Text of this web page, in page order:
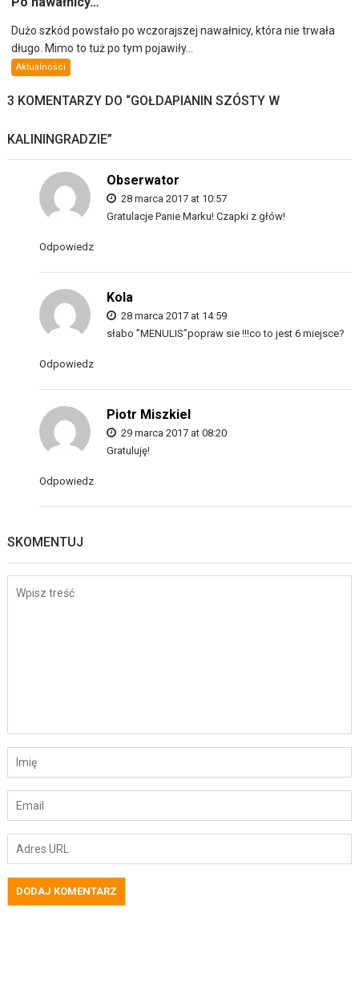
Dużo szkód powstało po wczorajszej nawałnicy, która nie trwała
długo. Mimo to tuż po tym pojawiły...
Aktualności
3 KOMENTARZY DO “GOŁDAPIANIN SZÓSTY W
KALININGRADZIE”
Obserwator
28 marca 2017 at 10:57
Gratulacje Panie Marku! Czapki z głów!
Odpowiedz
Kola
28 marca 2017 at 14:59
słabo ”MENULIS”popraw sie !!!co to jest 6 miejsce?
Odpowiedz
Piotr Miszkiel
29 marca 2017 at 08:20
Gratuluję!
Odpowiedz
SKOMENTUJ